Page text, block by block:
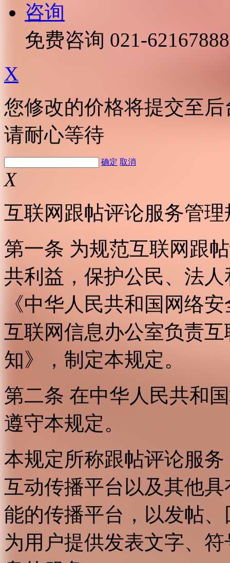
咨询
免费咨询 021-62167888
X
您修改的价格将提交至
请耐心等待
确定 取消
X
互联网跟帖评论服务管理
第一条 为规范互联网跟
共利益，保护公民、法
《中华人民共和国网络
互联网信息办公室负责
知》，制定本规定。
第二条 在中华人民共和
遵守本规定。
本规定所称跟帖评论服
互动传播平台以及其他
能的传播平台，以发帖
为用户提供发表文字、